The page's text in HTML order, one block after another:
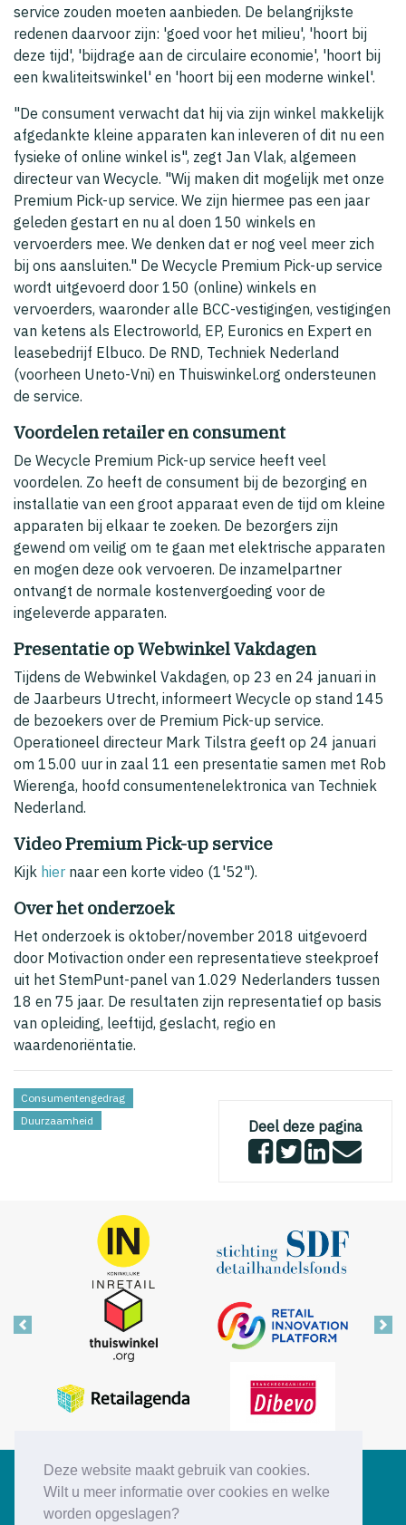
Deze website maakt gebruik van cookies.
Wilt u meer informatie over cookies en welke
worden opgeslagen?
service zouden moeten aanbieden. De belangrijkste
redenen daarvoor zijn: 'goed voor het milieu', 'hoort bij
deze tijd', 'bijdrage aan de circulaire economie', 'hoort bij
een kwaliteitswinkel' en 'hoort bij een moderne winkel'.
"De consument verwacht dat hij via zijn winkel makkelijk
afgedankte kleine apparaten kan inleveren of dit nu een
fysieke of online winkel is", zegt Jan Vlak, algemeen
directeur van Wecycle. "Wij maken dit mogelijk met onze
Premium Pick-up service. We zijn hiermee pas een jaar
geleden gestart en nu al doen 150 winkels en
vervoerders mee. We denken dat er nog veel meer zich
bij ons aansluiten." De Wecycle Premium Pick-up service
wordt uitgevoerd door 150 (online) winkels en
vervoerders, waaronder alle BCC-vestigingen, vestigingen
van ketens als Electroworld, EP, Euronics en Expert en
leasebedrijf Elbuco. De RND, Techniek Nederland
(voorheen Uneto-Vni) en Thuiswinkel.org ondersteunen
de service.
Voordelen retailer en consument
De Wecycle Premium Pick-up service heeft veel
voordelen. Zo heeft de consument bij de bezorging en
installatie van een groot apparaat even de tijd om kleine
apparaten bij elkaar te zoeken. De bezorgers zijn
gewend om veilig om te gaan met elektrische apparaten
en mogen deze ook vervoeren. De inzamelpartner
ontvangt de normale kostenvergoeding voor de
ingeleverde apparaten.
Presentatie op Webwinkel Vakdagen
Tijdens de Webwinkel Vakdagen, op 23 en 24 januari in
de Jaarbeurs Utrecht, informeert Wecycle op stand 145
de bezoekers over de Premium Pick-up service.
Operationeel directeur Mark Tilstra geeft op 24 januari
om 15.00 uur in zaal 11 een presentatie samen met Rob
Wierenga, hoofd consumentenelektronica van Techniek
Nederland.
Video Premium Pick-up service
Kijk hier naar een korte video (1'52").
Over het onderzoek
Het onderzoek is oktober/november 2018 uitgevoerd
door Motivaction onder een representatieve steekproef
uit het StemPunt-panel van 1.029 Nederlanders tussen
18 en 75 jaar. De resultaten zijn representatief op basis
van opleiding, leeftijd, geslacht, regio en
waardenoriёntatie.
Deel deze pagina
Consumentengedrag
Duurzaamheid
Vorige
Copyright © 2026 Retail Insiders